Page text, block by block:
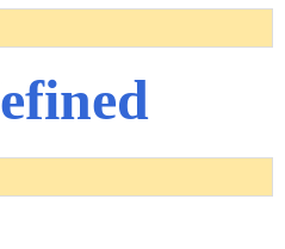
efined